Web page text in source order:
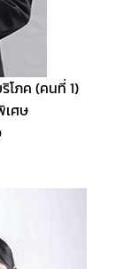
ภค (คนที่ 1)
เศษ